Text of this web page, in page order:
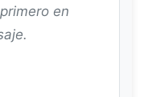
en